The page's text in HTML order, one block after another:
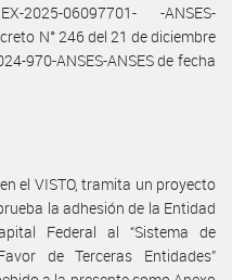
06097701- -ANSES-
N° 246 del 21 de diciembre
970-ANSES-ANSES de fecha
el VISTO, tramita un proyecto
la adhesión de la Entidad
Federal al “Sistema de
de Terceras Entidades”